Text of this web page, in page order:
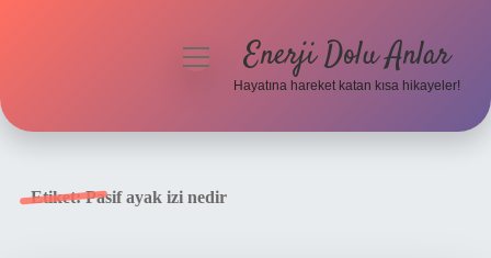
menüyüEnerji Dolu Anlar
Hayatına hareket katan kısa hikayeler!
Etiket:Pasif ayak izi nedir